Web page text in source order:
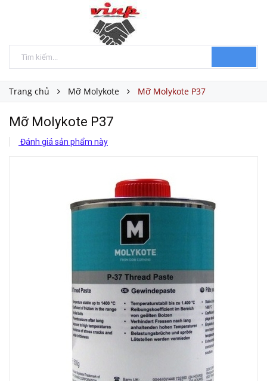
Trang chủ Mỡ Molykote Mỡ Molykote P37
Mỡ Molykote P37
Đánh giá sản phẩm này